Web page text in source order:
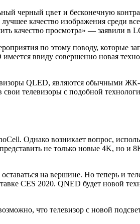
черный цвет и бесконечную
качество изображения среди
качество просмотра» — заявили в
по этому поводу, которые
ввиду совершенно новая
QLED, являются обычными ЖК-
телевизоры с подобной
Однако возникает вопрос,
не только новые 4K, но и
на вершине. Но теперь и
CES 2020. QNED будет новой
что телевизор с новой